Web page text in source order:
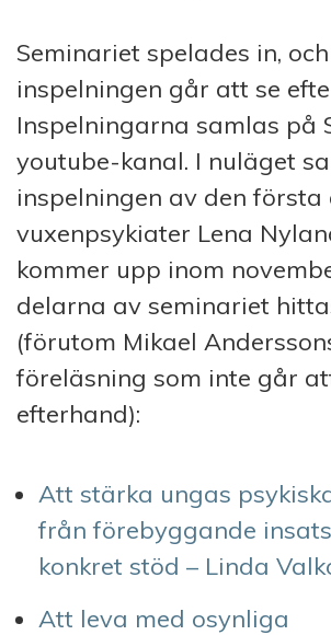
Seminariet spelades in,
inspelningen går att se
Inspelningarna samlas på
youtube-kanal. I nuläget
inspelningen av den första
vuxenpsykiater Lena
kommer upp inom
delarna av seminariet
(förutom Mikael
föreläsning som inte går
efterhand):
Att stärka ungas
från förebyggande
konkret stöd – Linda
Att leva med osynliga